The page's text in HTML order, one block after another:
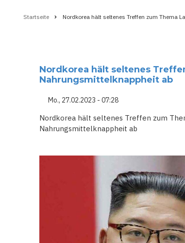
Startseite Nordkorea hält seltenes Treffen zum Thema
Nordkorea hält seltenes
Nahrungsmittelknappheit ab
Mo., 27.02.2023 - 07:28
Nordkorea hält seltenes Treffen zum
Nahrungsmittelknappheit ab